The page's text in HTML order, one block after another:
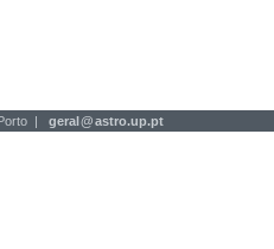
| geral@astro.up.pt